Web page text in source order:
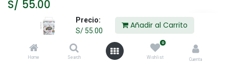
Precio:
S/ 55.00
Añadir al Carrito
Home Search
0
Wishlist Cuenta
S/ 55.00
Añadir al Carrito
Agregar a la lista de deseos